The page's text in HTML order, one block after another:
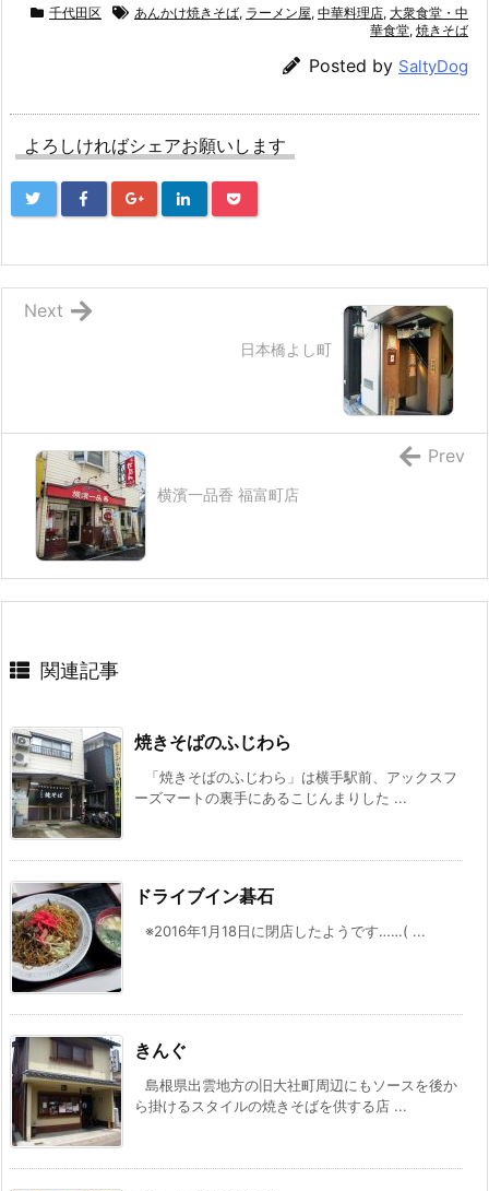
千代田区 あんかけ焼きそば, ラーメン屋, 中華料理店, 大衆食堂・中
華食堂, 焼きそば
Posted by SaltyDog
よろしければシェアお願いします
日本橋よし町
Next
横濱一品香 福富町店
Prev
関連記事
焼きそばのふじわら
「焼きそばのふじわら」は横手駅前、アックスフ
ーズマートの裏手にあるこじんまりした ...
ドライブイン碁石
※2016年1月18日に閉店したようです……( ...
きんぐ
島根県出雲地方の旧大社町周辺にもソースを後か
ら掛けるスタイルの焼きそばを供する店 ...